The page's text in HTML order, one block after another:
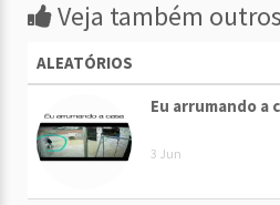
Veja também
ALEATÓRIOS
Eu arrumando a
3 Jun